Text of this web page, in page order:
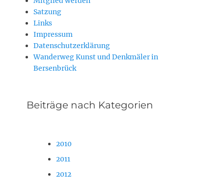
Satzung
Links
Impressum
Datenschutzerklärung
Wanderweg Kunst und Denkmäler in
Bersenbrück
Beiträge nach Kategorien
2010
2011
2012